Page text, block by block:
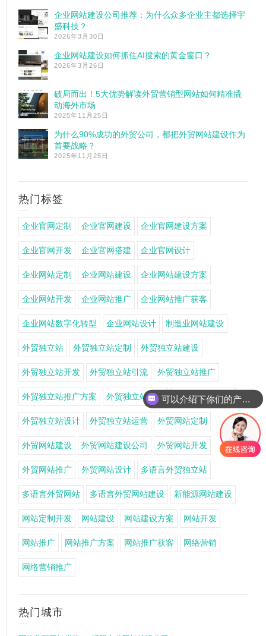
企业网站建设公司推荐：为什么众多企业主都选择宇
盛科技？
2026年3月30日
企业网站建设如何抓住AI搜索的黄金窗口？
2026年3月26日
破局而出！5大优势解读外贸营销型网站如何精准撬
动海外市场
2025年11月25日
为什么90%成功的外贸公司，都把外贸网站建设作为
首要战略？
2025年11月25日
热门标签
企业官网定制 企业官网建设 企业官网建设方案
企业官网开发 企业官网搭建 企业官网设计
企业网站定制 企业网站建设 企业网站建设方案
企业网站开发 企业网站推广 企业网站推广获客
企业网站数字化转型 企业网站设计 制造业网站建设
外贸独立站 外贸独立站定制 外贸独立站建设
外贸独立站开发 外贸独立站引流 外贸独立站推广
外贸独立站推广方案 外贸独立站搭建 外贸独立站获客
外贸独立站设计 外贸独立站运营 外贸网站定制
外贸网站建设 外贸网站建设公司 外贸网站开发
外贸网站推广 外贸网站设计 多语言外贸独立站
多语言外贸网站 多语言外贸网站建设 新能源网站建设
网站定制开发 网站建设 网站建设方案 网站开发
网站推广 网站推广方案 网站推广获客 网络营销
网络营销推广
热门城市
可以介绍下你们的产品么